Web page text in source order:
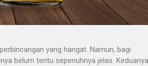
yang hangat. Namun, bagi
belum tentu sepenuhnya jelas. Keduanya